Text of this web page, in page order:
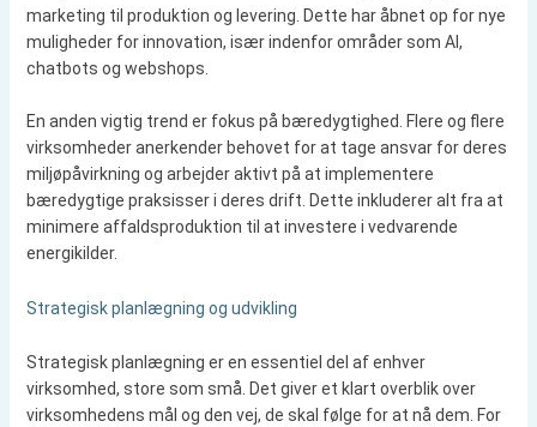
marketing til produktion og levering. Dette har åbnet op for nye
muligheder for innovation, især indenfor områder som AI,
chatbots og webshops.
En anden vigtig trend er fokus på bæredygtighed. Flere og flere
virksomheder anerkender behovet for at tage ansvar for deres
miljøpåvirkning og arbejder aktivt på at implementere
bæredygtige praksisser i deres drift. Dette inkluderer alt fra at
minimere affaldsproduktion til at investere i vedvarende
energikilder.
Strategisk planlægning og udvikling
Strategisk planlægning er en essentiel del af enhver
virksomhed, store som små. Det giver et klart overblik over
virksomhedens mål og den vej, de skal følge for at nå dem. For